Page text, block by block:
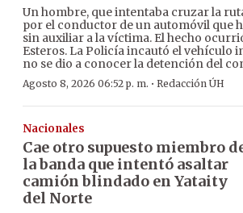
Un hombre, que intentaba cruzar la
por el conductor de un automóvil que
sin auxiliar a la víctima. El hecho
Esteros. La Policía incautó el vehículo
no se dio a conocer la detención del
Agosto 8, 2026 06:52 p. m. · Redacción ÚH
Nacionales
Cae otro supuesto miembro
la banda que intentó asaltar
camión blindado en Yataity
del Norte